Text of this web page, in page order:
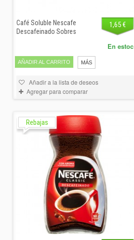
Café Soluble Nescafe
Descafeinado Sobres
1,65 €
AÑADIR AL CARRITO MÁS
En estoc
Añadir a la lista de deseos
Agregar para comparar
Rebajas